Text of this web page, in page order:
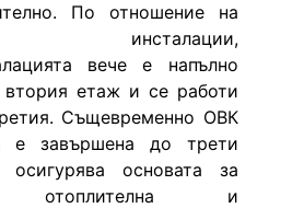
По отношение на
инсталации,
вече е напълно
втория етаж и се работи
Същевременно ОВК
е завършена до трети
основата за
отоплителна и